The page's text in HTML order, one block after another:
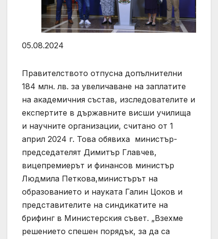
05.08.2024
Правителството отпусна допълнителни
184 млн. лв. за увеличаване на заплатите
на академичния състав, изследователите и
експертите в държавните висши училища
и научните организации, считано от 1
април 2024 г. Това обявиха министър-
председателят Димитър Главчев,
вицепремиерът и финансов министър
Людмила Петкова,министърът на
образованието и науката Галин Цоков и
представителите на синдикатите на
брифинг в Министерския съвет. „Взехме
решението спешен порядък, за да са